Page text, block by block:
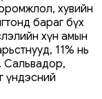
хувийн
бараг бүх
хүн амын
11% нь
Сальвадор,
үндэсний